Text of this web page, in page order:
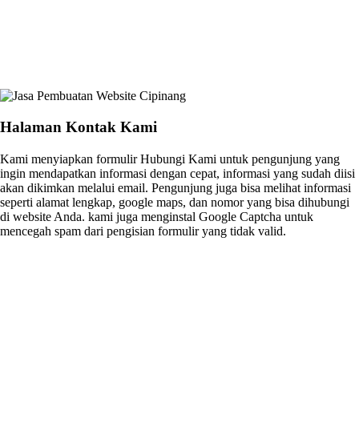
Halaman Kontak Kami
Kami menyiapkan formulir Hubungi Kami untuk pengunjung yang
ingin mendapatkan informasi dengan cepat, informasi yang sudah diisi
akan dikimkan melalui email. Pengunjung juga bisa melihat informasi
seperti alamat lengkap, google maps, dan nomor yang bisa dihubungi
di website Anda. kami juga menginstal Google Captcha untuk
mencegah spam dari pengisian formulir yang tidak valid.